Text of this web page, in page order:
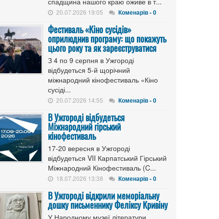
20.07.2026 19:05 Коменарів - 0
Фестиваль «Кіно сусідів»
оприлюднив програму: що покажуть
цього року та як зареєструватися
З 4 по 9 серпня в Ужгороді
відбудеться 5-й щорічний
міжнародний кінофестиваль «Кіно
сусіді...
20.07.2026 14:55 Коменарів - 0
В Ужгороді відбудеться
Міжнародний гірський
кінофестиваль
17-20 вересня в Ужгороді
відбудеться VII Карпатський Гірський
Міжнародний Кінофестиваль (C...
18.07.2026 13:38 Коменарів - 0
В Ужгороді відкрили меморіальну
дошку письменнику Феліксу Кривіну
У Народному музеї літератури